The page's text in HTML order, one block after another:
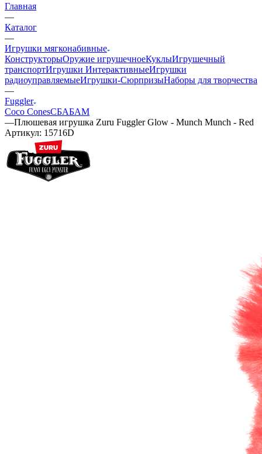
Главная
—
Каталог
—
Игрушки мягконабивные
КонструкторыОружие игрушечноеКуклыИгрушечный
транспортИгрушки ИнтерактивныеИгрушки
радиоуправляемыеИгрушки-СюрпризыНаборы для творчества
—
Fuggler
Coco ConesСБАБАМ
—Плюшевая игрушка Zuru Fuggler Glow - Munch Munch - Red
Артикул: 15716D